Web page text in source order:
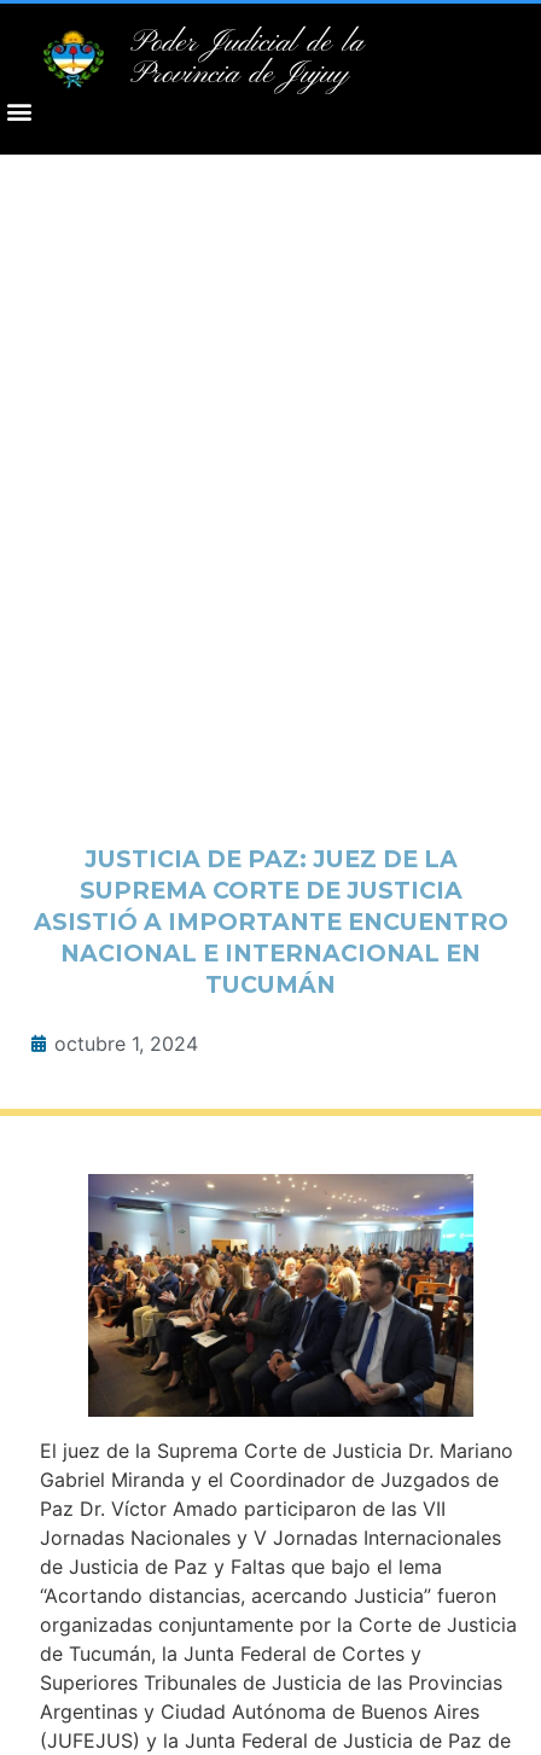
Poder Judicial de la
Provincia de Jujuy
JUSTICIA DE PAZ: JUEZ DE LA
SUPREMA CORTE DE JUSTICIA
ASISTIÓ A IMPORTANTE ENCUENTRO
NACIONAL E INTERNACIONAL EN
TUCUMÁN
octubre 1, 2024
El juez de la Suprema Corte de Justicia Dr. Mariano
Gabriel Miranda y el Coordinador de Juzgados de
Paz Dr. Víctor Amado participaron de las VII
Jornadas Nacionales y V Jornadas Internacionales
de Justicia de Paz y Faltas que bajo el lema
“Acortando distancias, acercando Justicia” fueron
organizadas conjuntamente por la Corte de Justicia
de Tucumán, la Junta Federal de Cortes y
Superiores Tribunales de Justicia de las Provincias
Argentinas y Ciudad Autónoma de Buenos Aires
(JUFEJUS) y la Junta Federal de Justicia de Paz de